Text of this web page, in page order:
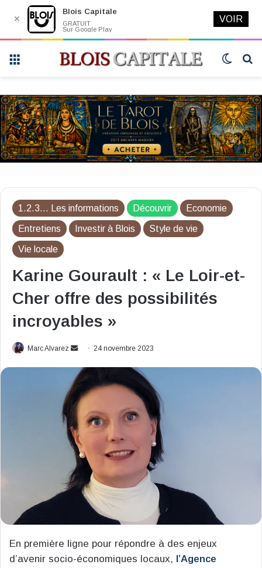
Switch
1.2.3... Les informations Découvrir Economie
Entretiens Investir à Blois Style de vie
Vie locale
Karine Gourault : « Le Loir-et-
Cher offre des possibilités
incroyables »
Marc Alvarez
Envoyer
courriel
24 novembre 2023
En première ligne pour répondre à des enjeux
d’avenir socio-économiques locaux, l’Agence
✕
Blois Capitale
GRATUIT
Sur Google Play
VOIR